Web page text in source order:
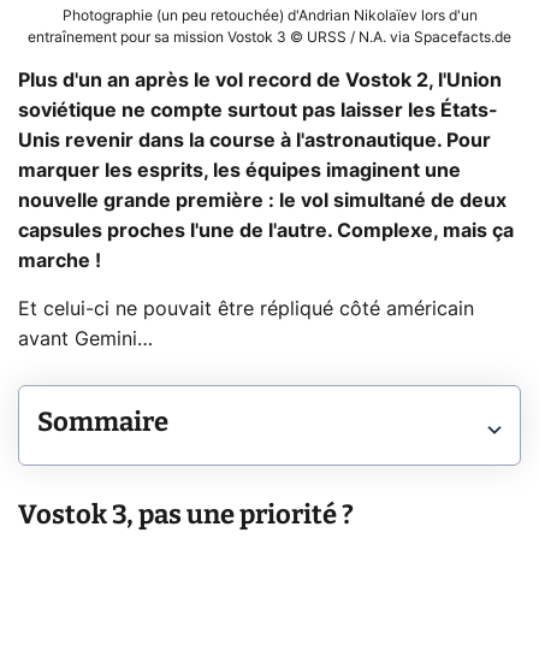
Photographie (un peu retouchée) d'Andrian Nikolaïev lors d'un
entraînement pour sa mission Vostok 3 © URSS / N.A. via Spacefacts.de
Plus d'un an après le vol record de Vostok 2, l'Union
soviétique ne compte surtout pas laisser les États-
Unis revenir dans la course à l'astronautique. Pour
marquer les esprits, les équipes imaginent une
nouvelle grande première : le vol simultané de deux
capsules proches l'une de l'autre. Complexe, mais ça
marche !
Et celui-ci ne pouvait être répliqué côté américain
avant Gemini…
Sommaire
Vostok 3, pas une priorité ?